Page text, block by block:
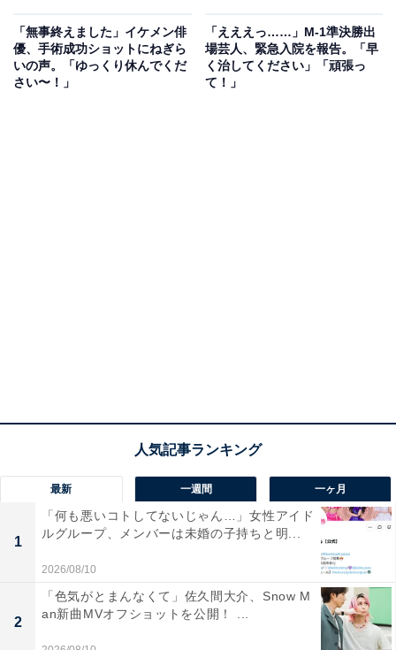
「無事終えました」イケメン俳
優、手術成功ショットにねぎら
いの声。「ゆっくり休んでくだ
さい〜！」
「えええっ……」M-1準決勝出
場芸人、緊急入院を報告。「早
く治してください」「頑張っ
て！」
最新 一週間 一ヶ月
1
「何も悪いコトしてないじゃん…」女性アイド
ルグループ、メンバーは未婚の子持ちと明...
2026/08/10
2
「色気がとまんなくて」佐久間大介、Snow M
an新曲MVオフショットを公開！ ...